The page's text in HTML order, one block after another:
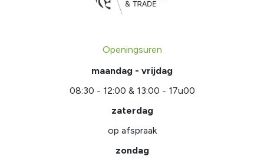
Openingsuren
maandag - vrijdag
08:30 - 12:00 & 13:00 - 17u00
zaterdag
op afspraak
zondag